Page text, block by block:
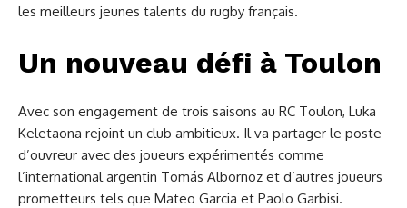
les meilleurs jeunes talents du rugby français.
Un nouveau défi à Toulon
Avec son engagement de trois saisons au RC Toulon, Luka
Keletaona rejoint un club ambitieux. Il va partager le poste
d’ouvreur avec des joueurs expérimentés comme
l’international argentin Tomás Albornoz et d’autres joueurs
prometteurs tels que Mateo Garcia et Paolo Garbisi.